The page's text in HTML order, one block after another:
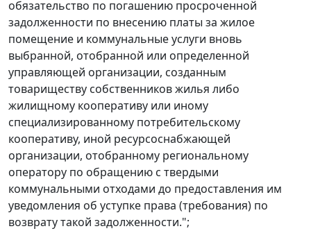
обязательство по погашению просроченной
задолженности по внесению платы за жилое
помещение и коммунальные услуги вновь
выбранной, отобранной или определенной
управляющей организации, созданным
товариществу собственников жилья либо
жилищному кооперативу или иному
специализированному потребительскому
кооперативу, иной ресурсоснабжающей
организации, отобранному региональному
оператору по обращению с твердыми
коммунальными отходами до предоставления им
уведомления об уступке права (требования) по
возврату такой задолженности.";